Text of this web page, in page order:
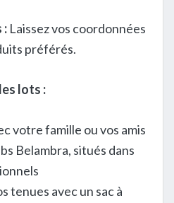
: Laissez vos coordonnées
préférés.
lots :
votre famille ou vos amis
Belambra, situés dans
tenues avec un sac à